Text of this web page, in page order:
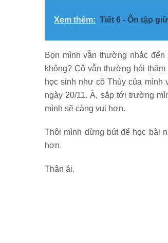
Xem thêm: Tiết 6 - Ôn tập
Bọn mình vẫn thường nhắc
không? Cô vẫn thường hỏi
học sinh như cô Thủy của mình
ngày 20/11. À, sắp tới trường
mình sẽ càng vui hơn.
Thôi mình dừng bút để học bài
hơn.
Thân ái.
Kí